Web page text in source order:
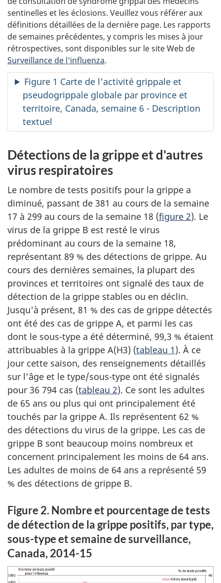
sentinelles et les éclosions. Veuillez vous référer aux
définitions détaillées de la dernière page. Les rapports
de semaines précédentes, y compris les mises à jour
rétrospectives, sont disponibles sur le site Web de
Surveillance de l'influenza.
Figure 1 Carte de l'activité grippale et
pseudogrippale globale par province et
territoire, Canada, semaine 6 - Description
textuel
Détections de la grippe et d'autres
virus respiratoires
Le nombre de tests positifs pour la grippe a
diminué, passant de 381 au cours de la semaine
17 à 299 au cours de la semaine 18 (figure 2). Le
virus de la grippe B est resté le virus
prédominant au cours de la semaine 18,
représentant 89 % des détections de grippe. Au
cours des dernières semaines, la plupart des
provinces et territoires ont signalé des taux de
détection de la grippe stables ou en déclin.
Jusqu'à présent, 81 % des cas de grippe détectés
ont été des cas de grippe A, et parmi les cas
dont le sous-type a été déterminé, 99,3 % étaient
attribuables à la grippe A(H3) (tableau 1). À ce
jour cette saison, des renseignements détaillés
sur l’âge et le type/sous-type ont été signalés
pour 36 794 cas (tableau 2). Ce sont les adultes
de 65 ans ou plus qui ont principalement été
touchés par la grippe A. Ils représentent 62 %
des détections du virus de la grippe. Les cas de
grippe B sont beaucoup moins nombreux et
concernent principalement les moins de 64 ans.
Les adultes de moins de 64 ans a représenté 59
% des détections de grippe B.
Figure 2. Nombre et pourcentage de tests
de détection de la grippe positifs, par type,
sous-type et semaine de surveillance,
Canada, 2014-15